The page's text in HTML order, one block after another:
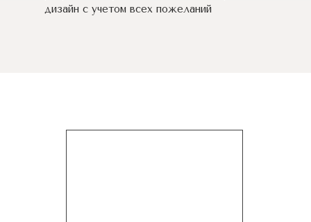
дизайн c учетом всех пожеланий